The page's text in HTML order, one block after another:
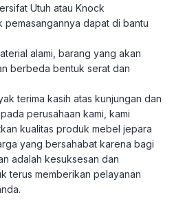
Utuh atau Knock
pemasangannya dapat di bantu
alami, barang yang akan
berbeda bentuk serat dan
terima kasih atas kunjungan dan
perusahaan kami, kami
kualitas produk mebel jepara
yang bersahabat karena bagi
adalah kesuksesan dan
terus memberikan pelayanan